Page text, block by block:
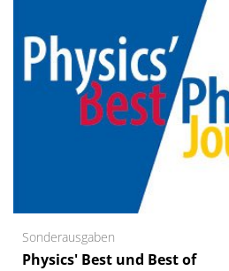
Sonderausgaben
Physics' Best und Best of